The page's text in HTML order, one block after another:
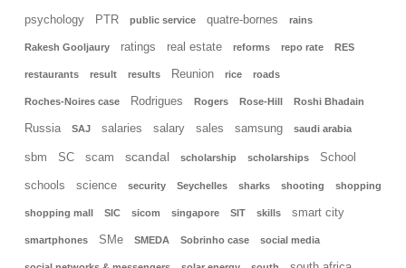
psychology PTR public service quatre-bornes rains
Rakesh Gooljaury ratings real estate reforms repo rate RES
restaurants result results Reunion rice roads
Roches-Noires case Rodrigues Rogers Rose-Hill Roshi Bhadain
Russia SAJ salaries salary sales samsung saudi arabia
sbm SC scam scandal scholarship scholarships School
schools science security Seychelles sharks shooting shopping
shopping mall SIC sicom singapore SIT skills smart city
smartphones SMe SMEDA Sobrinho case social media